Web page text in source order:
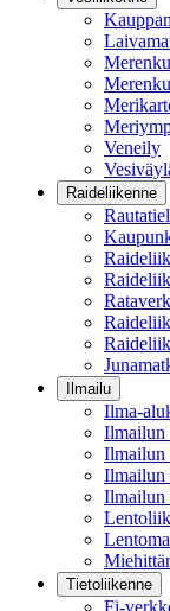
Veneily
Raideliikenne
Ilmailu
Ilma-
Ilmailun
Ilmailun
Ilmailun
Ilmailun
Tietoliikenne
Fi-